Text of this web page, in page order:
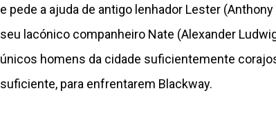
e pede a ajuda de antigo lenhador Lester
seu lacónico companheiro Nate (Alexander
únicos homens da cidade suficientemente
suficiente, para enfrentarem Blackway.